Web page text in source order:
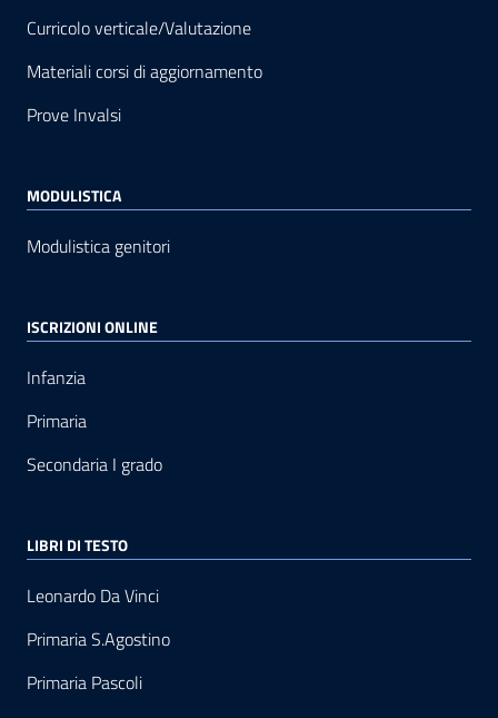
Curricolo verticale/Valutazione
Materiali corsi di aggiornamento
Prove Invalsi
MODULISTICA
Modulistica genitori
ISCRIZIONI ONLINE
Infanzia
Primaria
Secondaria I grado
LIBRI DI TESTO
Leonardo Da Vinci
Primaria S.Agostino
Primaria Pascoli